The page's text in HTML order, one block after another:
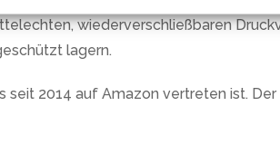
wiederverschließbaren
lagern.
seit 2014 auf Amazon vertreten ist.